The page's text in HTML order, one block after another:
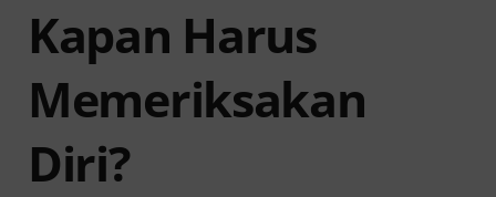
Kapan Harus
Memeriksakan
Diri?